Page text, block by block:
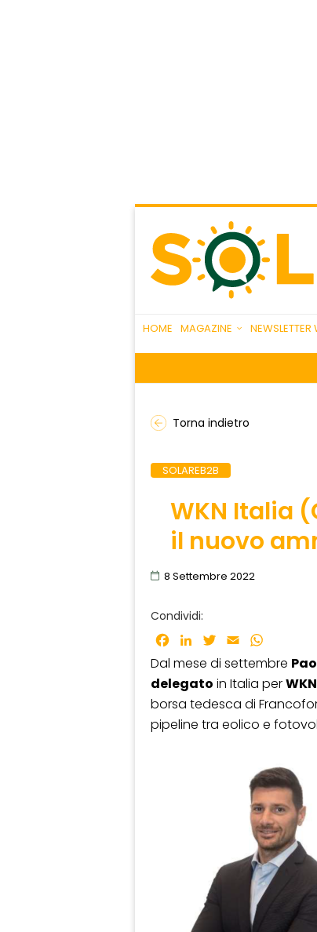
HOME MAGAZINE NEWSLETTER
Torna indietro
SOLAREB2B
WKN Italia
il nuovo
8 Settembre 2022
Condividi:
Facebook
LinkedInTwitter
Email
Dal mese di settembre
delegato in Italia perWKN
borsa tedesca di
pipeline tra eolico e